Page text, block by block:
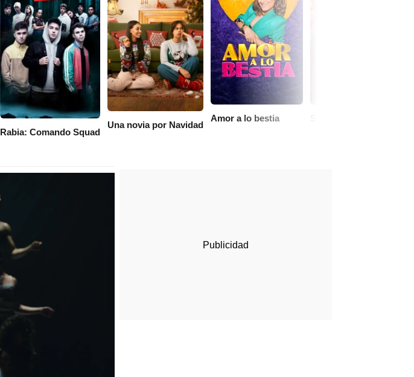
Rabia: Comando Squad
Una novia por Navidad
Amor a lo bestia